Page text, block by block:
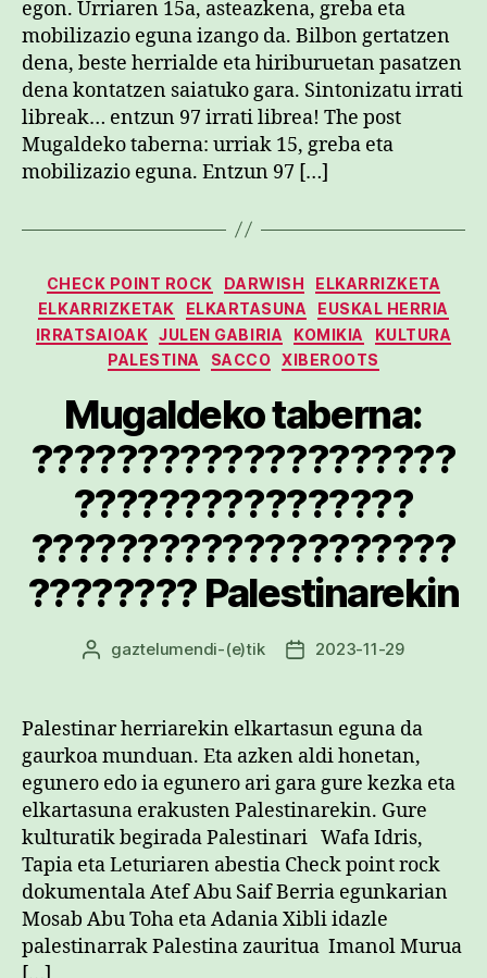
egon. Urriaren 15a, asteazkena, greba eta
mobilizazio eguna izango da. Bilbon gertatzen
dena, beste herrialde eta hiriburuetan pasatzen
dena kontatzen saiatuko gara. Sintonizatu irrati
libreak… entzun 97 irrati librea! The post
Mugaldeko taberna: urriak 15, greba eta
mobilizazio eguna. Entzun 97 […]
Kategoriak
CHECK POINT ROCK DARWISH
ELKARRIZKETA
ELKARRIZKETAK
ELKARTASUNA
EUSKAL HERRIA
IRRATSAIOAK
JULEN GABIRIA KOMIKIA
KULTURA
PALESTINA
SACCO XIBEROOTS
Mugaldeko taberna:
????????????????????
????????????????
????????????????????
???????? Palestinarekin
Argitalpenaren
gaztelumendi-(e)tik
Argitalpenaren
2023-11-29
Palestinar herriarekin elkartasun eguna da
gaurkoa munduan. Eta azken aldi honetan,
egunero edo ia egunero ari gara gure kezka eta
elkartasuna erakusten Palestinarekin. Gure
kulturatik begirada Palestinari Wafa Idris,
Tapia eta Leturiaren abestia Check point rock
dokumentala Atef Abu Saif Berria egunkarian
Mosab Abu Toha eta Adania Xibli idazle
palestinarrak Palestina zauritua Imanol Murua